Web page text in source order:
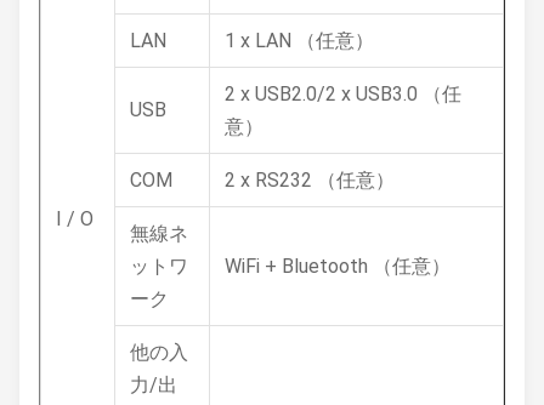
I / O
LAN 1 x LAN （任意）
USB
2 x USB2.0/2 x USB3.0 （任
意）
COM 2 x RS232 （任意）
無線ネ
ットワ
ーク
WiFi + Bluetooth （任意）
他の入
力/出